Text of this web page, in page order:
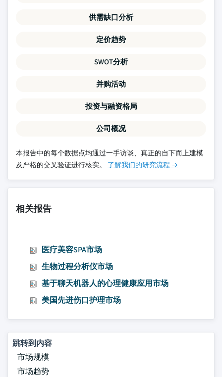
供需缺口分析
定价趋势
SWOT分析
并购活动
投资与融资格局
公司概况
本报告中的每个数据点均通过一手访谈、真正的自下而上建模
及严格的交叉验证进行核实。 了解我们的研究流程 →
相关报告
医疗美容SPA市场
生物过程分析仪市场
基于聊天机器人的心理健康应用市场
美国先进伤口护理市场
跳转到内容
市场规模
市场趋势